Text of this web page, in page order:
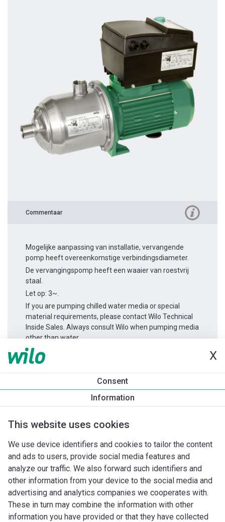
X
Consent
Information
This website uses cookies
We use device identifiers and cookies to tailor the content
and ads to users, provide social media features and
analyze our traffic. We also forward such identifiers and
other information from your device to the social media and
advertising and analytics companies we cooperates with.
These in turn may combine the information with other
information you have provided or that they have collected
Commentaar
Mogelijke aanpassing van installatie, vervangende
pomp heeft overeenkomstige verbindingsdiameter.
De vervangingspomp heeft een waaier van roestvrij
staal.
Let op: 3~.
If you are pumping chilled water media or special
material requirements, please contact Wilo Technical
Inside Sales. Always consult Wilo when pumping media
other than water.
Productinformatie